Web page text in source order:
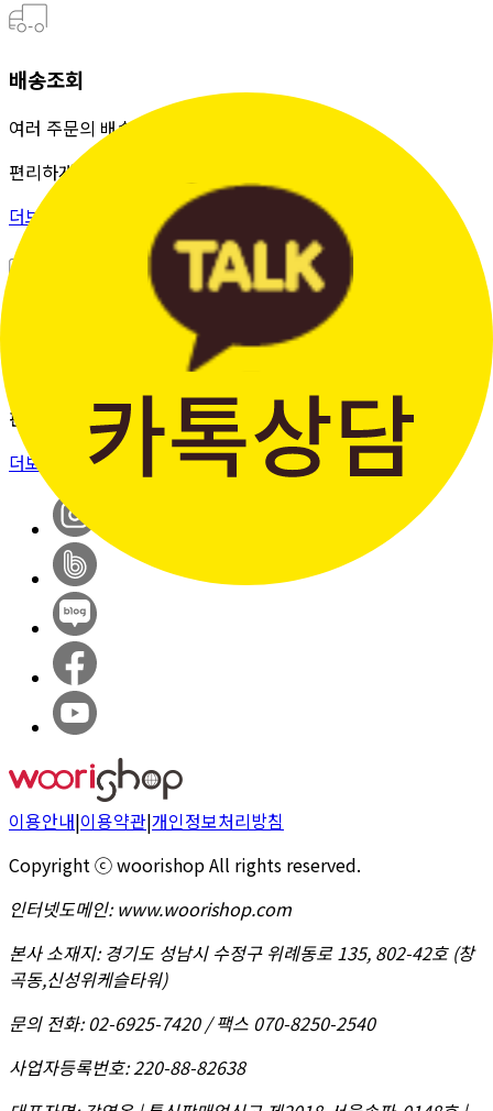
배송조회
여러 주문의 배송 상태를 한 화면에서
편리하게 조회할 수 있습니다.
더보기 >
간단한 가입 프로세스 & 편리한
판매 시스템
더보기 >
이용안내|이용약관|개인정보처리방침
Copyright ⓒ woorishop All rights reserved.
인터넷도메인:www.woorishop.com
본사 소재지:경기도 성남시 수정구 위례동로 135, 802-42호 (창
곡동,신성위케슬타워)
문의 전화:02-6925-7420 / 팩스 070-8250-2540
사업자등록번호:220-88-82638